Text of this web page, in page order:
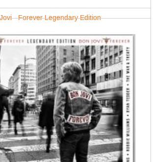
- Forever Legendary Edition